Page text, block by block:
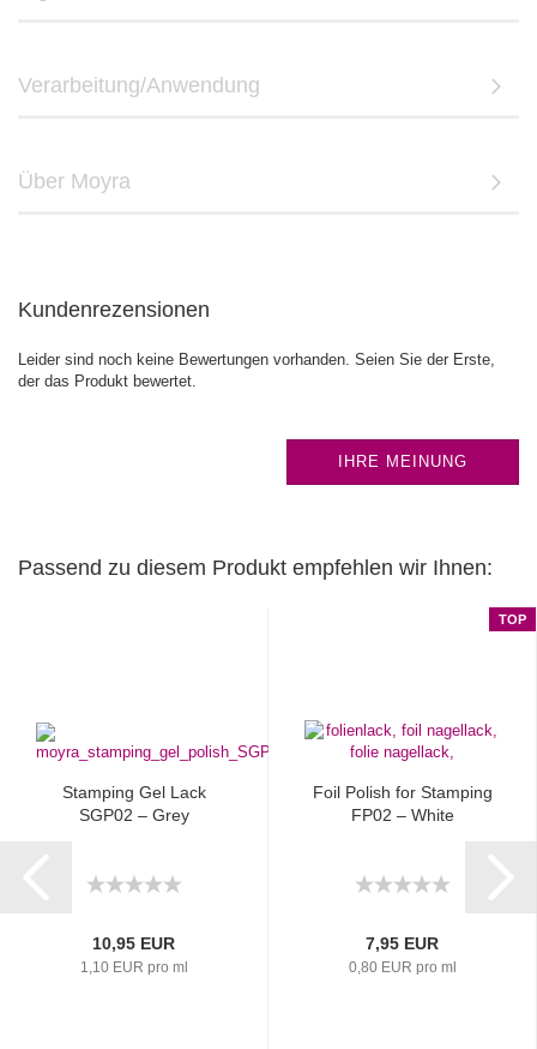
Verarbeitung/Anwendung
Über Moyra
Kundenrezensionen
Leider sind noch keine Bewertungen vorhanden. Seien Sie der Erste,
der das Produkt bewertet.
IHRE MEINUNG
Passend zu diesem Produkt empfehlen wir Ihnen:
Stamping Gel Lack
SGP02 – Grey
10,95 EUR
1,10 EUR pro ml
TOP
Foil Polish for Stamping
FP02 – White
7,95 EUR
0,80 EUR pro ml